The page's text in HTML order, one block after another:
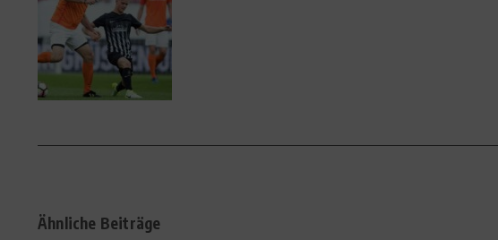
Ähnliche Beiträge